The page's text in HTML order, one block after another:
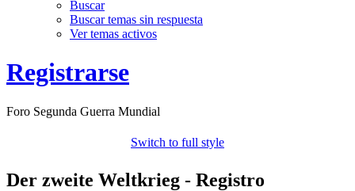
Buscar
Buscar temas sin respuesta
Ver temas activos
Registrarse
Foro Segunda Guerra Mundial
Switch to full style
Der zweite Weltkrieg - Registro